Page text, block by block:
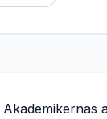
Akademikernas